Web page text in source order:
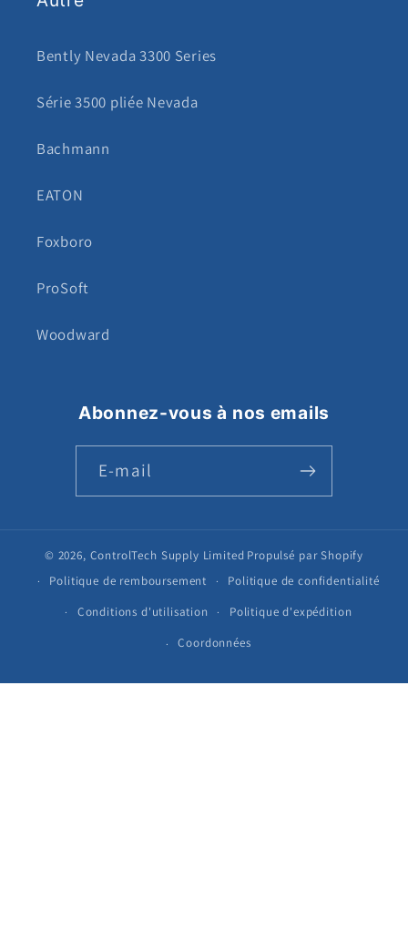
Bently Nevada 3300 Series
Série 3500 pliée Nevada
Bachmann
EATON
Foxboro
ProSoft
Woodward
Abonnez-vous à nos emails
E-mail
© 2026, ControlTech Supply Limited Propulsé par Shopify
Politique de remboursement
Politique de confidentialité
Conditions d'utilisation Politique d'expédition
Coordonnées